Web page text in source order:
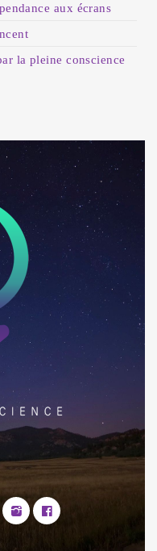
aux écrans
la pleine conscience